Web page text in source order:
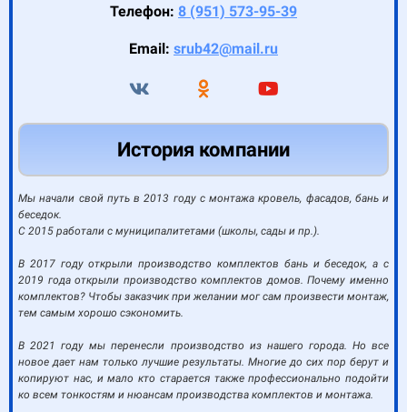
Телефон: 8 (951) 573-95-39
Email: srub42@mail.ru
История компании
Мы начали свой путь в 2013 году с монтажа кровель, фасадов, бань и
беседок.
С 2015 работали с муниципалитетами (школы, сады и пр.).
В 2017 году открыли производство комплектов бань и беседок, а с
2019 года открыли производство комплектов домов. Почему именно
комплектов? Чтобы заказчик при желании мог сам произвести монтаж,
тем самым хорошо сэкономить.
В 2021 году мы перенесли производство из нашего города. Но все
новое дает нам только лучшие результаты. Многие до сих пор берут и
копируют нас, и мало кто старается также профессионально подойти
ко всем тонкостям и нюансам производства комплектов и монтажа.